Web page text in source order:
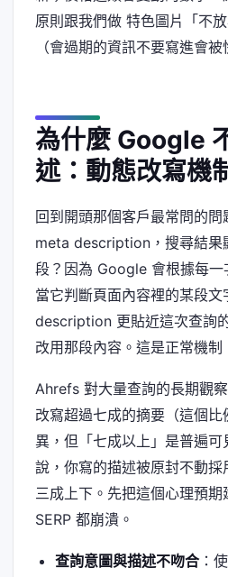
原則跟我們做 特色圖片「不
（會過期的資訊不要寫進會被
為什麼 Google
述：動態改寫機
回到開頭那個客戶最常問的
meta description，搜尋結果
段？因為 Google 會根據每一
當它判斷頁面內容裡的某段
description 更貼近這次查詢
改用那段內容。這是正常機制
Ahrefs 對大量查詢的長期觀
改寫超過七成的摘要（這個
異，但「七成以上」是普遍
說，你寫的描述被原封不動
三成上下。先把這個心理預
SERP 都崩潰。
查詢意圖與描述不吻合：